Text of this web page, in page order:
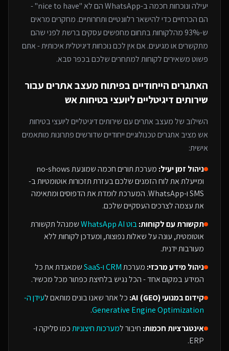
יעילה ונוכחות חכמה ב-WhatsApp הם לא "nice to have" -
הם הכרחיים כדי להישאר רלוונטיים ותחרותיים. מחקרים מראים
ש-93% מהלקוחות בתחום מחפשים עסקים ברשת לפני שהם
מתקשרים או מגיעים. אם אין לכם נוכחות דיגיטלית איכותית - אתם
פשוט משאירים לקוחות למתחריםשלכם בכפר סבא.
האתגרים הייחודיים בפיתוח מעצב אתריםעבור
שירותים דיגיטליים ליועצי בטיחות אש
השילוב שלמעצב אתריםעםשירותים דיגיטליים ליועצי בטיחות
אש מציב אתגרים טכנולוגיים ייחודיים שדורשים פתרונות מותאמים
אישית:
ניהול זמן יעיל:
מערכת תורים חכמה שמונעת no-shows
ומייעלת את לוח הזמנים שלכם בעזרת תזכורות אוטומטיות ב-
SMS ו-WhatsApp. המערכת לומדת את הדפוסים ומתאימה
את עצמה לצרכים העסקיים שלכם.
תקשורת עם לקוחות:בוט WhatsApp AI
שמנהל תקשורת
אוטומטית, עונה על שאלות נפוצות, ומעדכן לקוחות ללא
מעורבות ידנית.
ניהול מידע מרכזי: מערכתCRM ו-SaaS
שמאגדת את כל
המידע במקום אחד - הכל נגיש בלחיצת כפתור מכל מכשיר.
קידום במנועי AI (GEO):
כל אתר שאנו בונים מותאם לעידן ה-
Generative Engine Optimization
.
אינטגרציות חכמות: חיבור למערכות חיצוניותכמו סליקה ו-
ERP.